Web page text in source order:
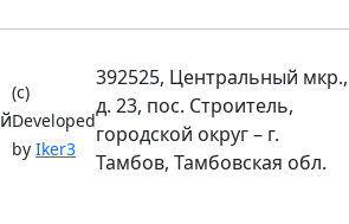
(c)
Developed
byIker3
392525, Центральный мкр.,
д. 23, пос. Строитель,
городской округ – г.
Тамбов, Тамбовская обл.